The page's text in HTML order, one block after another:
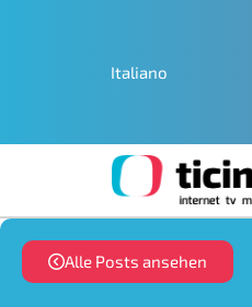
Italiano
Alle Posts ansehen